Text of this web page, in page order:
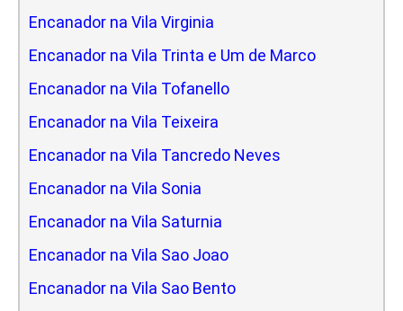
Encanador na Vila Virginia
Encanador na Vila Trinta e Um de Marco
Encanador na Vila Tofanello
Encanador na Vila Teixeira
Encanador na Vila Tancredo Neves
Encanador na Vila Sonia
Encanador na Vila Saturnia
Encanador na Vila Sao Joao
Encanador na Vila Sao Bento